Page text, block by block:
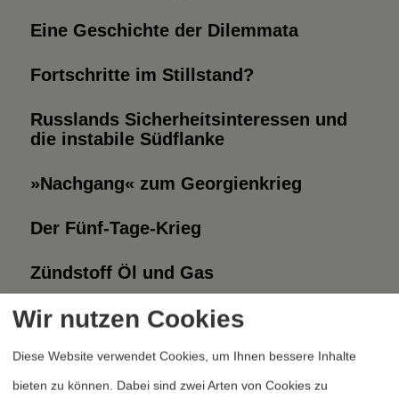
Eine Geschichte der Dilemmata
Fortschritte im Stillstand?
Russlands Sicherheitsinteressen und
die instabile Südflanke
»Nachgang« zum Georgienkrieg
Der Fünf-Tage-Krieg
Zündstoff Öl und Gas
Kaukasus: Im Norden Krieg – im Süden
Wir nutzen Cookies
Diese Website verwendet Cookies, um Ihnen bessere Inhalte
bieten zu können. Dabei sind zwei Arten von Cookies zu